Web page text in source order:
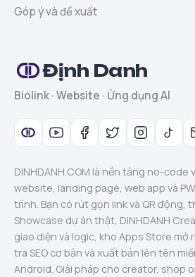
Góp ý và đề xuất
Định Danh
Biolink · Website · Ứng dụng AI
DINHDANH.COM là nền tảng no-code
website, landing page, web app và
trình. Bạn có rút gọn link và QR động,
Showcase dự án thật, DINHDANH
giao diện và logic, kho Apps Store mở
tra SEO cơ bản và xuất bản lên tên
Android. Giải pháp cho creator, shop